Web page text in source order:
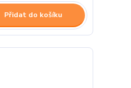
Přidat do košíku